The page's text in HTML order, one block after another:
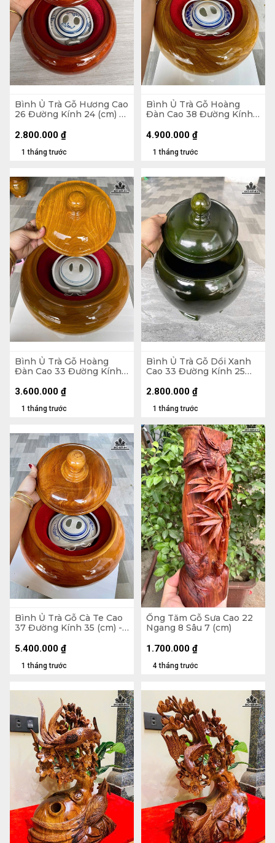
Bình Ủ Trà Gỗ Hương Cao
26 Đường Kính 24 (cm) -
1 tháng trước
2.800.000 ₫
Bình Ủ Trà Gỗ Hoàng
Đàn Cao 38 Đường Kính
Lít
1 tháng trước
4.900.000 ₫
Bình Ủ Trà Gỗ Hoàng
Đàn Cao 33 Đường Kính
Lít
1 tháng trước
3.600.000 ₫
Bình Ủ Trà Gỗ Dổi Xanh
Cao 33 Đường Kính 25
1 tháng trước
2.800.000 ₫
Bình Ủ Trà Gỗ Cà Te Cao
37 Đường Kính 35 (cm) -
1 tháng trước
5.400.000 ₫
Ống Tăm Gỗ Sưa Cao 22
Ngang 8 Sâu 7 (cm)
4 tháng trước
1.700.000 ₫